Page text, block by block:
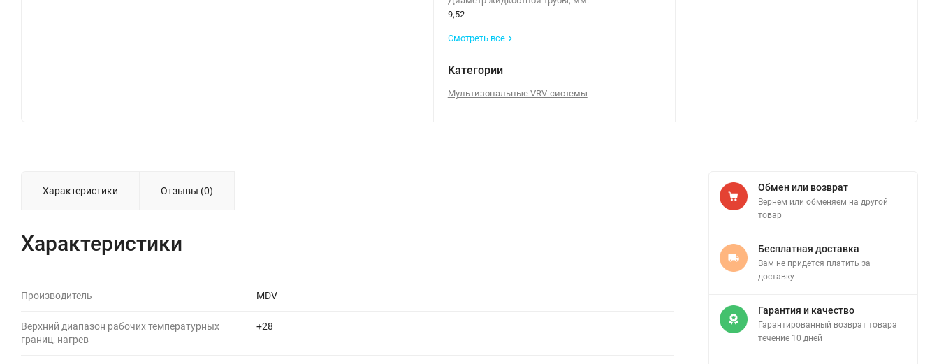
9,52
Смотреть все
Категории
Мультизональные VRV-системы
Характеристики Отзывы (0)
Характеристики
Производитель MDV
Верхний диапазон рабочих температурных
границ, нагрев
+28
Обмен или возврат
Вернем или обменяем на другой
товар
Бесплатная доставка
Вам не придется платить за
доставку
Гарантия и качество
Гарантированный возврат товара
течение 10 дней